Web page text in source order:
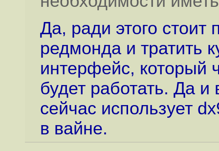
Да, ради этого стоит
редмонда и тратить
интерфейс, который
будет работать. Да
сейчас использует
в вайне.